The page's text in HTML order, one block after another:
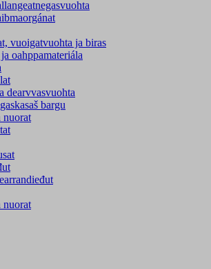
vuoigatvuohta ja biras
oahppamateriála
dearvvasvuohta
bargu
nuorat
nuorat